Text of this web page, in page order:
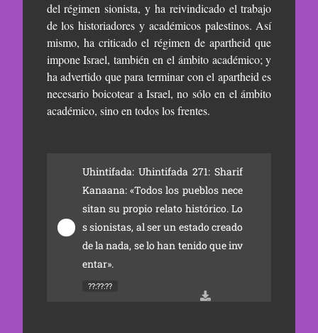
del régimen sionista, y ha reivindicado el trabajo
de los historiadores y académicos palestinos. Así
mismo, ha criticado el régimen de apartheid que
impone Israel, también en el ámbito académico; y
ha advertido que para terminar con el apartheid es
necesario boicotear a Israel, no sólo en el ámbito
académico, sino en todos los frentes.
Uhintifada: Uhintifada 271: Sharif
Kanaana: «Todos los pueblos nece
sitan su propio relato histórico. Lo
s sionistas, al ser un estado creado
de la nada, se lo han tenido que inv
entar».
??:??:??